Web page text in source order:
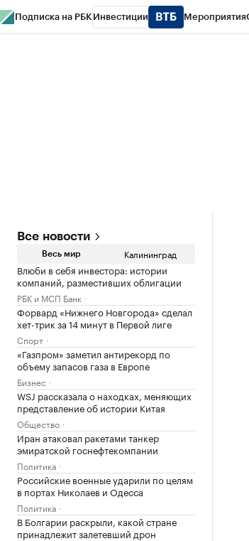
Подписка на РБК Инвестиции Мероприятия
Все новости
Весь мир Калининград
Влюби в себя инвестора: истории
компаний, разместивших облигации
РБК и МСП Банк
Форвард «Нижнего Новгорода» сделал
хет-трик за 14 минут в Первой лиге
Спорт
«Газпром» заметил антирекорд по
объему запасов газа в Европе
Бизнес
WSJ рассказала о находках, меняющих
представление об истории Китая
Общество
Иран атаковал ракетами танкер
эмиратской госнефтекомпании
Политика
Российские военные ударили по целям
в портах Николаев и Одесса
Политика
В Болгарии раскрыли, какой стране
принадлежит залетевший дрон